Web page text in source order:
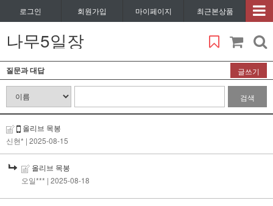
로그인 회원가입 마이페이지 최근본상품
나무5일장
질문과 대답 글쓰기
검색
올리브 목봉
신현* | 2025-08-15
올리브 목봉
오일*** | 2025-08-18